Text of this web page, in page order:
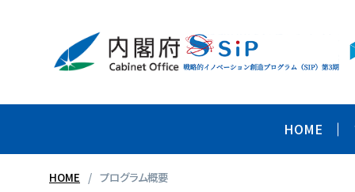
HOME
HOME プログラム概要